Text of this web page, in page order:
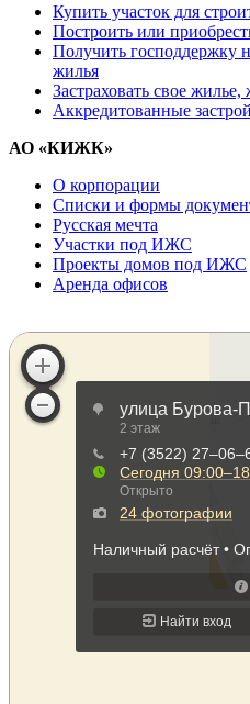
Купить участок для
Построить или
Получить господдержку
жилья
Застраховать свое
Аккредитованные
АО «КИЖК»
О корпорации
Списки и формы
Русская мечта
Участки под ИЖС
Проекты домов под ИЖС
Аренда офисов